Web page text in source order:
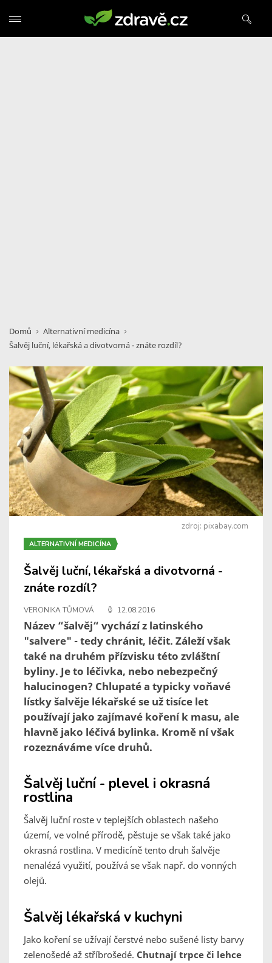
Domů
Alternativní medicína
Šalvěj luční, lékařská a divotvorná - znáte rozdíl?
zdroj: pixabay.com
ALTERNATIVNÍ MEDICÍNA
Šalvěj luční, lékařská a divotvorná -
znáte rozdíl?
VERONIKA TŮMOVÁ 12.08.2016
Název “šalvěj“ vychází z latinského
"salvere" - tedy chránit, léčit. Záleží však
také na druhém přízvisku této zvláštní
byliny. Je to léčivka, nebo nebezpečný
halucinogen? Chlupaté a typicky voňavé
lístky šalvěje lékařské se už tisíce let
používají jako zajímavé koření k masu, ale
hlavně jako léčivá bylinka. Kromě ní však
rozeznáváme více druhů.
Šalvěj luční - plevel i okrasná
rostlina
Šalvěj luční roste v teplejších oblastech našeho
území, ve volné přírodě, pěstuje se však také jako
okrasná rostlina. V medicíně tento druh šalvěje
nenalézá využití, používá se však např. do vonných
olejů.
Šalvěj lékařská v kuchyni
Jako koření se užívají čerstvé nebo sušené listy barvy
zelenošedé až stříbrošedé. Chutnají trpce či lehce